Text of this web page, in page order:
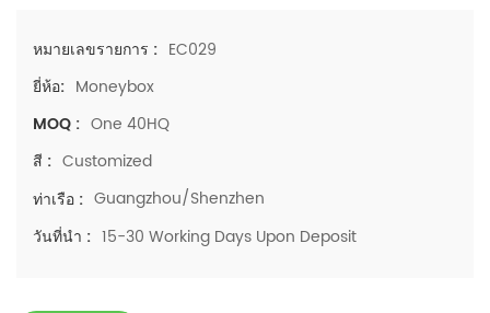
หมายเลขรายการ : EC029
ยี่ห้อ: Moneybox
MOQ : One 40HQ
สี : Customized
ท่าเรือ : Guangzhou/Shenzhen
วันที่นำ : 15-30 Working Days Upon Deposit